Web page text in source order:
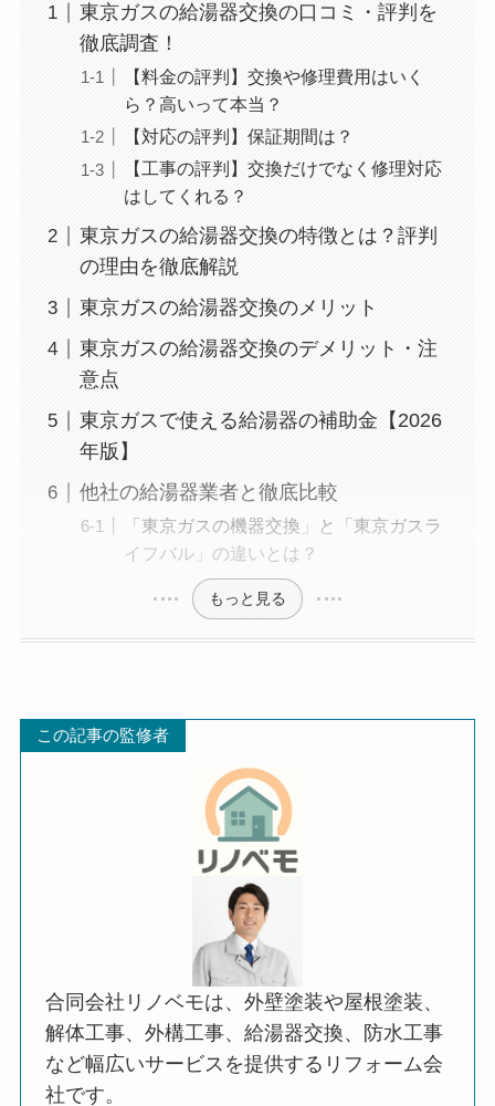
東京ガスの給湯器交換の口コミ・評判を
徹底調査！
【料金の評判】交換や修理費用はいく
ら？高いって本当？
【対応の評判】保証期間は？
【工事の評判】交換だけでなく修理対応
はしてくれる？
東京ガスの給湯器交換の特徴とは？評判
の理由を徹底解説
東京ガスの給湯器交換のメリット
東京ガスの給湯器交換のデメリット・注
意点
東京ガスで使える給湯器の補助金【2026
年版】
他社の給湯器業者と徹底比較
「東京ガスの機器交換」と「東京ガスラ
イフバル」の違いとは？
もっと見る
この記事の監修者
合同会社リノベモは、外壁塗装や屋根塗装、
解体工事、外構工事、給湯器交換、防水工事
など幅広いサービスを提供するリフォーム会
社です。